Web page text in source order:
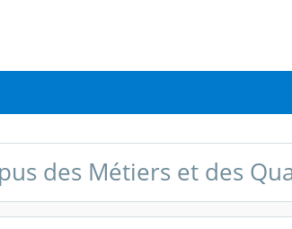
des Métiers et des